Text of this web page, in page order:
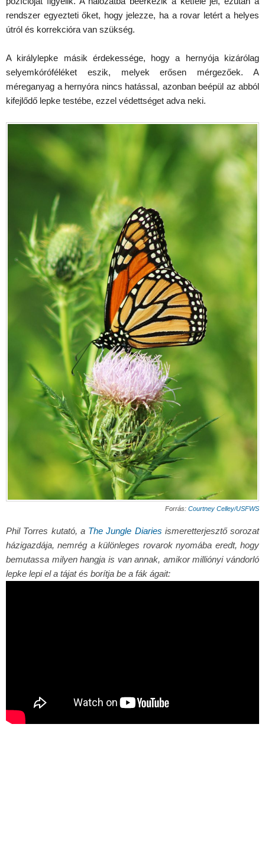
rendszer egyezteti őket, hogy jelezze, ha a rovar letért a helyes
útról és korrekcióra van szükség.
A királylepke másik érdekessége, hogy a hernyója kizárólag
selyemkóróféléket eszik, melyek erősen mérgezőek. A
méreganyag a hernyóra nincs hatással, azonban beépül az abból
kifejlődő lepke testébe, ezzel védettséget adva neki.
Forrás: Courtney Celley/USFWS
Phil Torres kutató, aThe Jungle Diaries ismeretterjesztő sorozat
házigazdája, nemrég a különleges rovarok nyomába eredt, hogy
bemutassa milyen hangja is van annak, amikor milliónyi vándorló
lepke lepi el a tájat és borítja be a fák ágait: